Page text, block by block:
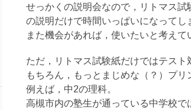
せっかくの説明会なので，リトマス
の説明だけで時間いっぱいになってし
また機会があれば，使いたいと考えて
ただ，リトマス試験紙だけではテスト
もちろん，もっとまじめな（？）プリ
例えば，中2の理科。
高槻市内の塾生が通っている中学校で